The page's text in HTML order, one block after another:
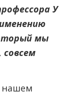
У
мы
совсем
нашем